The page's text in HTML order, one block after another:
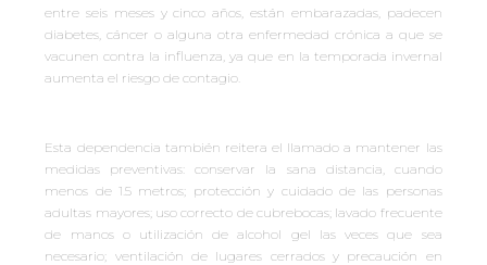
entre seis meses y cinco años, están embarazadas, padecen
diabetes, cáncer o alguna otra enfermedad crónica a que se
vacunen contra la influenza, ya que en la temporada invernal
aumenta el riesgo de contagio.
Esta dependencia también reitera el llamado a mantener las
medidas preventivas: conservar la sana distancia, cuando
menos de 1.5 metros; protección y cuidado de las personas
adultas mayores; uso correcto de cubrebocas; lavado frecuente
de manos o utilización de alcohol gel las veces que sea
necesario; ventilación de lugares cerrados y precaución en